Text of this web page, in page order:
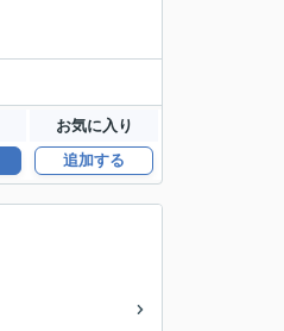
お気に入り
追加する